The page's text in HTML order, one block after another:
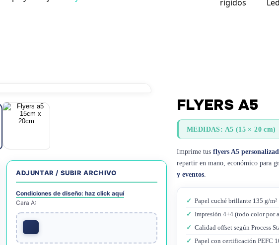
rígidos
ADJUNTAR / SUBIR ARCHIVO
Condiciones de diseño: haz click aquí
Cara A:
FLYERS A5
MEDIDAS: A5 (15 × 20 cm)
Imprime tus flyers A5
repartir en mano, económico para
y eventos
✓ Papel cuché brillante 135 g/m²
✓ Impresión 4+4 (todo color por
✓ Calidad offset según Process
✓ Papel con certificación PEFC